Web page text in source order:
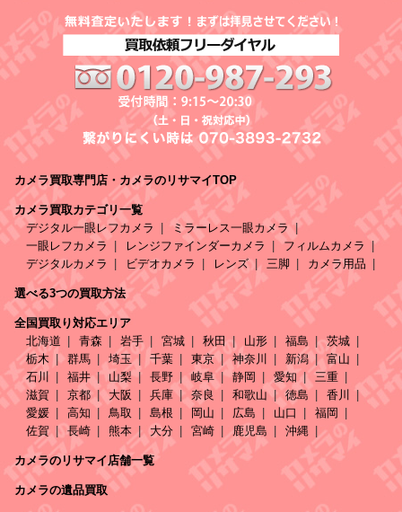
カメラ買取専門店・カメラのリサマイTOP
カメラ買取カテゴリ一覧
デジタル一眼レフカメラ
ミラーレス一眼カメラ
一眼レフカメラ
レンジファインダーカメラ
フィルムカメラ
デジタルカメラ
ビデオカメラ レンズ 三脚 カメラ用品
選べる3つの買取方法
全国買取り対応エリア
北海道
青森 岩手 宮城 秋田 山形 福島
茨城
栃木
群馬 埼玉 千葉 東京 神奈川 新潟
富山
石川
福井 山梨 長野 岐阜 静岡 愛知
三重
滋賀
京都 大阪 兵庫 奈良 和歌山 徳島
香川
愛媛
高知 鳥取 島根 岡山 広島 山口
福岡
佐賀
長崎 熊本 大分 宮崎 鹿児島 沖縄
カメラのリサマイ店舗一覧
カメラの遺品買取